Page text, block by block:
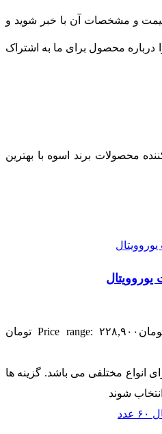
و مشخصات آن با خبر شوید و
محصول برای ما به اشتراک
کننده محصولات برند اسوه با بهترین
Price range: ۲۲۸,۹۰۰ تومان
انواع مختلفی می باشد. گزینه ها
شوند